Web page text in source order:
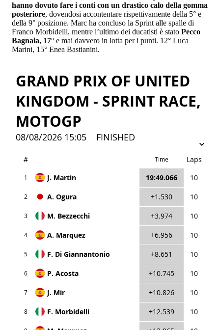
hanno dovuto fare i conti con un drastico calo della gomma
posteriore, dovendosi accontentare rispettivamente della 5° e
della 9° posizione. Marc ha concluso la Sprint alle spalle di
Franco Morbidelli, mentre l’ultimo dei ducatisti è stato Pecco
Bagnaia, 17° e mai davvero in lotta per i punti. 12° Luca
Marini, 15° Enea Bastianini.